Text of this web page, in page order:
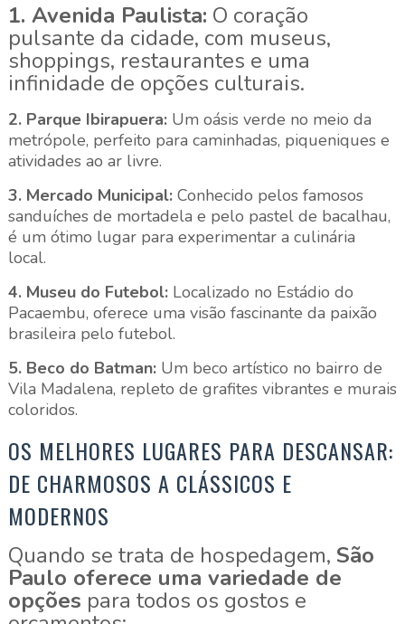
1. Avenida Paulista: O coração
pulsante da cidade, com museus,
shoppings, restaurantes e uma
infinidade de opções culturais.
2. Parque Ibirapuera:Um oásis verde no meio da
metrópole, perfeito para caminhadas, piqueniques e
atividades ao ar livre.
3. Mercado Municipal:Conhecido pelos famosos
sanduíches de mortadela e pelo pastel de bacalhau,
é um ótimo lugar para experimentar a culinária
local.
4. Museu do Futebol:Localizado no Estádio do
Pacaembu, oferece uma visão fascinante da paixão
brasileira pelo futebol.
5. Beco do Batman:Um beco artístico no bairro de
Vila Madalena, repleto de grafites vibrantes e murais
coloridos.
OS MELHORES LUGARES PARA DESCANSAR:
DE CHARMOSOS A CLÁSSICOS E
MODERNOS
Quando se trata de hospedagem, São
Paulo oferece uma variedade de
opções para todos os gostos e